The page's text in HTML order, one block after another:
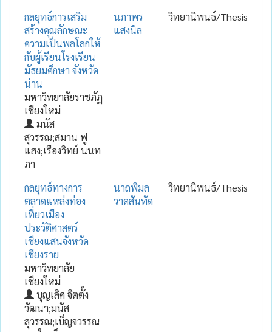
กลยุทธ์การเสริม
สร้างคุณลักษณะ
ความเป็นพลโลกให้
กับผู้เรียนโรงเรียน
มัธยมศึกษา จังหวัด
น่าน
มหาวิทยาลัยราชภัฏ
เชียงใหม่
มนัส
สุวรรณ;สมาน ฟู
แสง;เรืองวิทย์ นนท
ภา
นภาพร
แสงนิล
วิทยานิพนธ์/Thesis
กลยุทธ์ทางการ
ตลาดแหล่งท่อง
เที่ยวเมือง
ประวัติศาสตร์
เชียงแสนจังหวัด
เชียงราย
มหาวิทยาลัย
เชียงใหม่
บุญเลิศ จิตตั้ง
วัฒนา;มนัส
สุวรรณ;เบ็ญจวรรณ
นาถพิมล
วาดสันทัด
วิทยานิพนธ์/Thesis